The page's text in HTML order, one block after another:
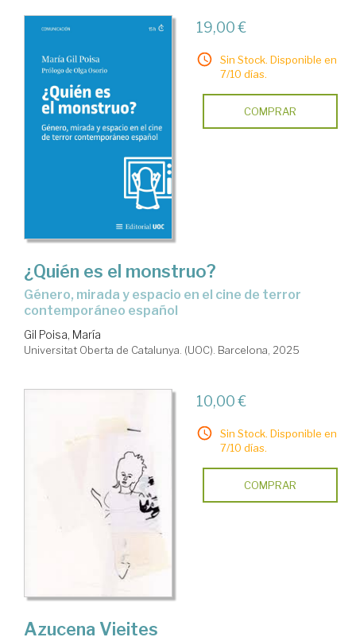
19,00 €
Sin Stock. Disponible en
7/10 días.
COMPRAR
¿Quién es el monstruo?
Género, mirada y espacio en el cine de terror
contemporáneo español
Gil Poisa, María
Universitat Oberta de Catalunya. (UOC). Barcelona, 2025
10,00 €
Sin Stock. Disponible en
7/10 días.
COMPRAR
Azucena Vieites